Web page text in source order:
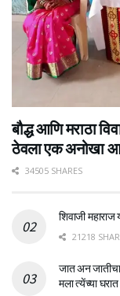
बौद्ध आणि मराठा
ठेवला एक अनोखा
34505 SHARES
शिवाजी
21218
जात अन जातीचा
मला त्येंच्या